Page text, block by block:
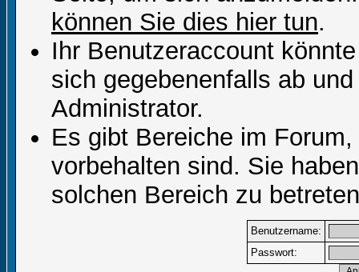
können Sie dies hier tun.
Ihr Benutzeraccount
sich gegebenenfalls ab
Administrator.
Es gibt Bereiche im
vorbehalten sind. Sie
solchen Bereich zu
Benutzername:
Passwort: